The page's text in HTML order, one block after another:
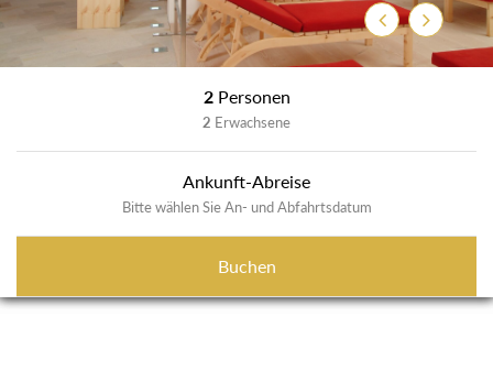
ZurückWeiter
2 Personen
2 Erwachsene
Ankunft-Abreise
Bitte wählen Sie An- und Abfahrtsdatum
Buchen